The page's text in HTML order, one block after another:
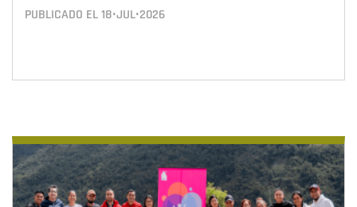
PUBLICADO EL18•JUL•2026